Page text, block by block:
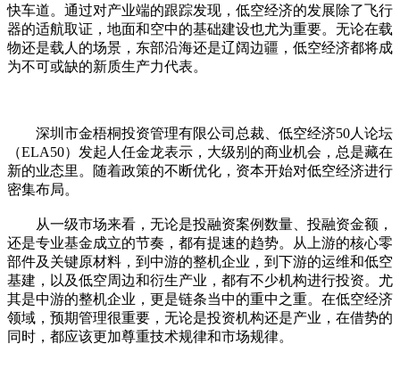
快车道。通过对产业端的跟踪发现，低空经济的发展除了飞行
器的适航取证，地面和空中的基础建设也尤为重要。无论在载
物还是载人的场景，东部沿海还是辽阔边疆，低空经济都将成
为不可或缺的新质生产力代表。
深圳市金梧桐投资管理有限公司总裁、低空经济50人论坛
（ELA50）发起人任金龙表示，大级别的商业机会，总是藏在
新的业态里。随着政策的不断优化，资本开始对低空经济进行
密集布局。
从一级市场来看，无论是投融资案例数量、投融资金额，
还是专业基金成立的节奏，都有提速的趋势。从上游的核心零
部件及关键原材料，到中游的整机企业，到下游的运维和低空
基建，以及低空周边和衍生产业，都有不少机构进行投资。尤
其是中游的整机企业，更是链条当中的重中之重。在低空经济
领域，预期管理很重要，无论是投资机构还是产业，在借势的
同时，都应该更加尊重技术规律和市场规律。